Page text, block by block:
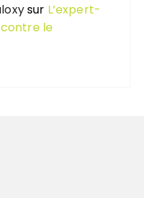
sur L’expert-
le